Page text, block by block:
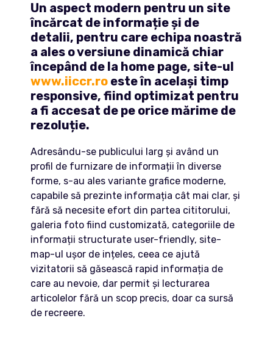
Un aspect modern pentru un site
încărcat de informație și de
detalii, pentru care echipa noastră
a ales o versiune dinamică chiar
începând de la home page, site-ul
www.iiccr.ro este în același timp
responsive, fiind optimizat pentru
a fi accesat de pe orice mărime de
rezoluție.
Adresându-se publicului larg și având un
profil de furnizare de informații în diverse
forme, s-au ales variante grafice moderne,
capabile să prezinte informația cât mai clar, și
fără să necesite efort din partea cititorului,
galeria foto fiind customizată, categoriile de
informații structurate user-friendly, site-
map-ul ușor de ințeles, ceea ce ajută
vizitatorii să găsească rapid informația de
care au nevoie, dar permit și lecturarea
articolelor fără un scop precis, doar ca sursă
de recreere.